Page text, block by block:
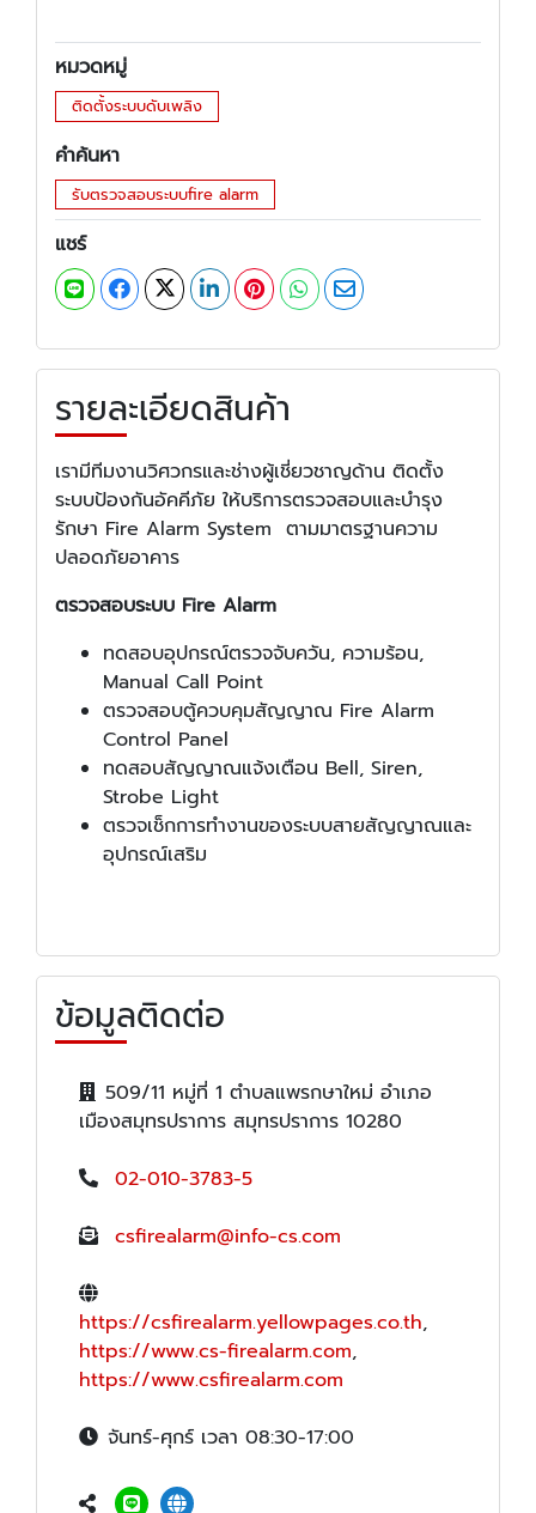
หมวดหมู่
ติดตั้งระบบดับเพลิง
คำค้นหา
รับตรวจสอบระบบfire alarm
แชร์
รายละเอียดสินค้า
เรามีทีมงานวิศวกรและช่างผู้เชี่ยวชาญด้าน ติดตั้ง
ระบบป้องกันอัคคีภัย ให้บริการตรวจสอบและบำรุง
รักษา Fire Alarm System ตามมาตรฐานความ
ปลอดภัยอาคาร
ตรวจสอบระบบ Fire Alarm
ทดสอบอุปกรณ์ตรวจจับควัน, ความร้อน,
Manual Call Point
ตรวจสอบตู้ควบคุมสัญญาณ Fire Alarm
Control Panel
ทดสอบสัญญาณแจ้งเตือน Bell, Siren,
Strobe Light
ตรวจเช็กการทำงานของระบบสายสัญญาณและ
อุปกรณ์เสริม
ข้อมูลติดต่อ
509/11 หมู่ที่ 1 ตำบลแพรกษาใหม่ อำเภอ
เมืองสมุทรปราการ สมุทรปราการ 10280
02-010-3783-5
csfirealarm@info-cs.com
https://csfirealarm.yellowpages.co.th,
https://www.cs-firealarm.com,
https://www.csfirealarm.com
จันทร์-ศุกร์ เวลา 08:30-17:00